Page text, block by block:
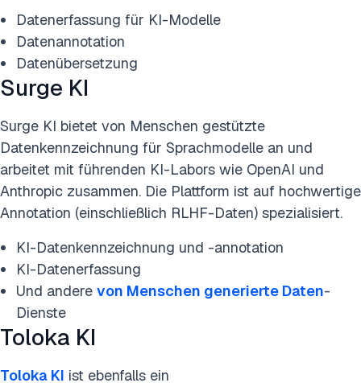
Datenerfassung für KI-Modelle
Datenannotation
Datenübersetzung
Surge KI
Surge KI bietet von Menschen gestützte
Datenkennzeichnung für Sprachmodelle an und
arbeitet mit führenden KI-Labors wie OpenAI und
Anthropic zusammen. Die Plattform ist auf hochwertige
Annotation (einschließlich RLHF-Daten) spezialisiert.
KI-Datenkennzeichnung und -annotation
KI-Datenerfassung
Und andere von Menschen generierte Daten-
Dienste
Toloka KI
Toloka KI ist ebenfalls ein